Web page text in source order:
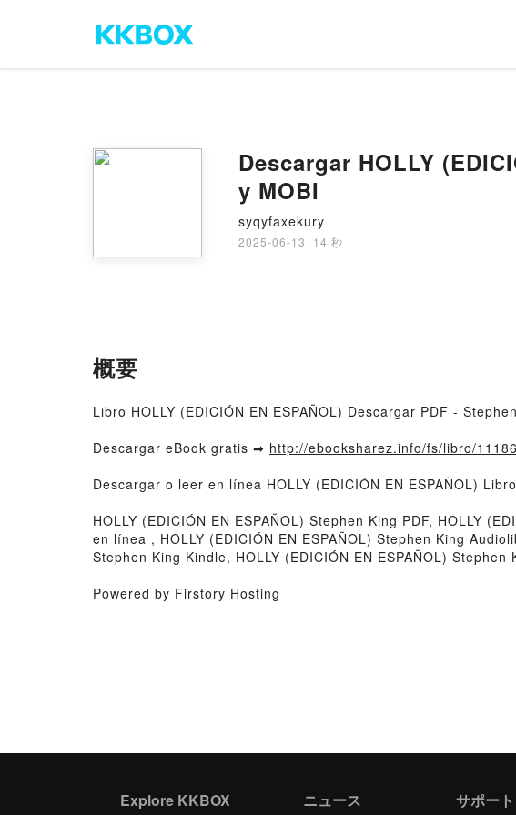
Descargar HOLLY
y MOBI
syqyfaxekury
2025-06-13 · 14 秒
概要
Libro HOLLY (EDICIÓN EN ESPAÑOL) Descargar PDF -
Descargar eBook gratis ➡ http://ebooksharez.info/fs/libro/
Descargar o leer en línea HOLLY (EDICIÓN EN ESPAÑOL)
HOLLY (EDICIÓN EN ESPAÑOL) Stephen King PDF, HOLLY
en línea , HOLLY (EDICIÓN EN ESPAÑOL) Stephen King
Stephen King Kindle, HOLLY (EDICIÓN EN ESPAÑOL)
Powered by Firstory Hosting
Explore KKBOX ニュース サポート